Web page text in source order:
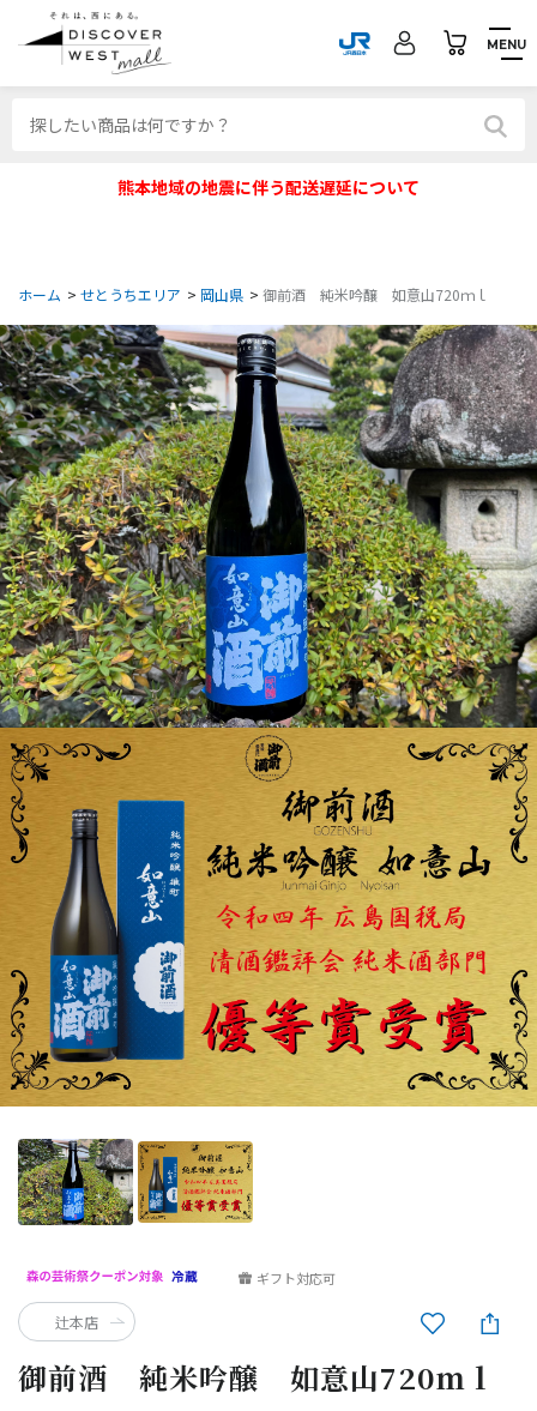
MENU
熊本地域の地震に伴う配送遅延について
ホーム > せとうちエリア > 岡山県 > 御前酒 純米吟醸 如意山720ｍｌ
御前酒 純米吟醸 如意山720ｍｌ
ギフト対応可
辻本店